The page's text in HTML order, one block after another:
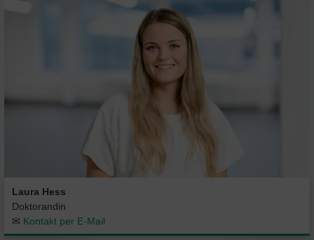
Laura Hess
Doktorandin
✉ Kontakt per E-Mail